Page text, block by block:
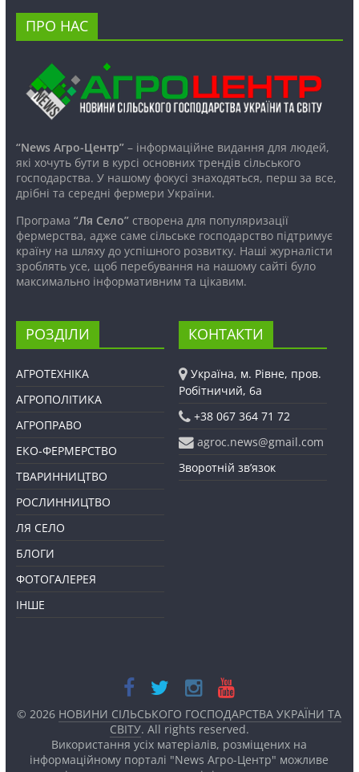
ПРО НАС
“News Агро-Центр”– інформаційне видання для людей,
які хочуть бути в курсі основних трендів сільського
господарства. У нашому фокусі знаходяться, перш за все,
дрібні та середні фермери України.
Програма “Ля Село”створена для популяризації
фермерства, адже саме сільське господарство підтримує
країну на шляху до успішного розвитку. Наші журналісти
зроблять усе, щоб перебування на нашому сайті було
максимально інформативним та цікавим.
РОЗДІЛИ
АГРОТЕХНІКА
АГРОПОЛІТИКА
АГРОПРАВО
ЕКО-ФЕРМЕРСТВО
ТВАРИННИЦТВО
РОСЛИННИЦТВО
ЛЯ СЕЛО
БЛОГИ
ФОТОГАЛЕРЕЯ
ІНШЕ
КОНТАКТИ
Україна, м. Рівне, пров.
Робітничий, 6а
+38 067 364 71 72
agroc.news@gmail.com
Зворотній зв’язок
© 2026 НОВИНИ СІЛЬСЬКОГО ГОСПОДАРСТВА УКРАЇНИ ТА
СВІТУ. All rights reserved.
Використання усіх матеріалів, розміщених на
інформаційному порталі "News Агро-Центр" можливе